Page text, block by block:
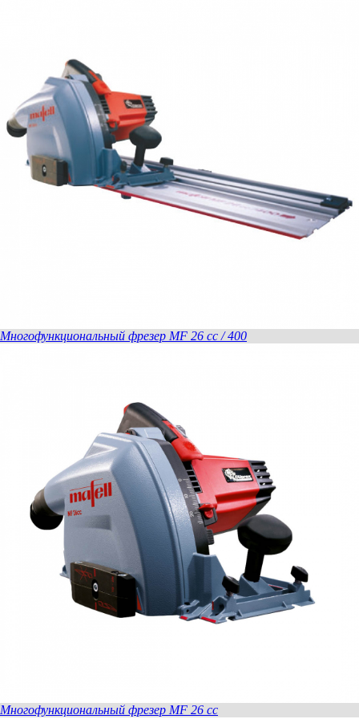
чистового реза в древесине
Mногофункциональный фрезер MF 26 cc / 400
Mногофункциональный фрезер MF 26 cc